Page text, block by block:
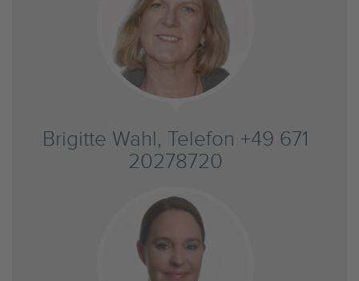
Brigitte Wahl, Telefon +49 671
20278720